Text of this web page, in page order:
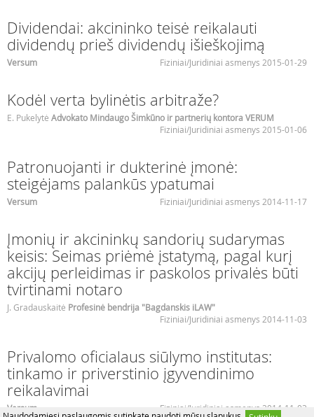
Dividendai: akcininko teisė reikalauti
dividendų prieš dividendų išieškojimą
Versum Fiziniai/Juridiniai asmenys 2015-01-29
Kodėl verta bylinėtis arbitraže?
E. Pukelytė Advokato Mindaugo Šimkūno ir partnerių kontora VERUM
Fiziniai/Juridiniai asmenys 2015-01-06
Patronuojanti ir dukterinė įmonė:
steigėjams palankūs ypatumai
Versum Fiziniai/Juridiniai asmenys 2014-11-17
Įmonių ir akcininkų sandorių sudarymas
keisis: Seimas priėmė įstatymą, pagal kurį
akcijų perleidimas ir paskolos privalės būti
tvirtinami notaro
J. Gradauskaitė Profesinė bendrija "Bagdanskis iLAW"
Fiziniai/Juridiniai asmenys 2014-11-03
Privalomo oficialaus siūlymo institutas:
tinkamo ir priverstinio įgyvendinimo
reikalavimai
Versum Fiziniai/Juridiniai asmenys 2014-11-03